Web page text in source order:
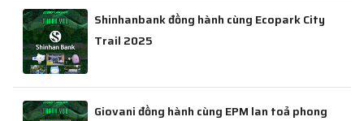
Shinhanbank đồng hành cùng Ecopark City
Trail 2025
Giovani đồng hành cùng EPM lan toả phong